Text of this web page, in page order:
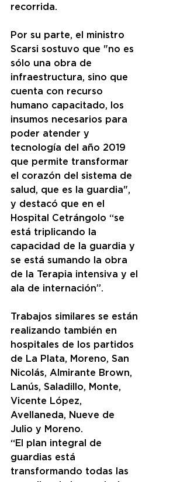
recorrida.
Por su parte, el ministro
Scarsi sostuvo que "no es
sólo una obra de
infraestructura, sino que
cuenta con recurso
humano capacitado, los
insumos necesarios para
poder atender y
tecnología del año 2019
que permite transformar
el corazón del sistema de
salud, que es la guardia",
y destacó que en el
Hospital Cetrángolo “se
está triplicando la
capacidad de la guardia y
se está sumando la obra
de la Terapia intensiva y el
ala de internación”.
Trabajos similares se están
realizando también en
hospitales de los partidos
de La Plata, Moreno, San
Nicolás, Almirante Brown,
Lanús, Saladillo, Monte,
Vicente López,
Avellaneda, Nueve de
Julio y Moreno.
“El plan integral de
guardias está
transformando todas las